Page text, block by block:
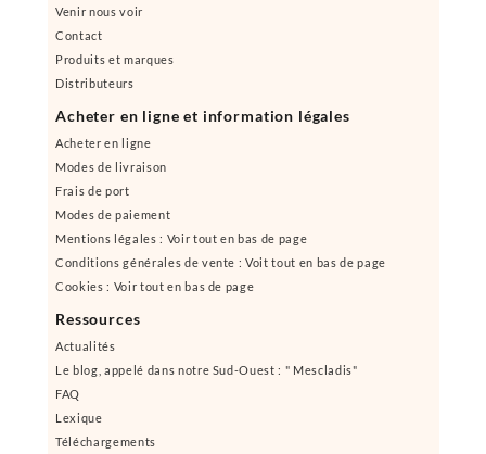
Venir nous voir
Contact
Produits et marques
Distributeurs
Acheter en ligne et information légales
Acheter en ligne
Modes de livraison
Frais de port
Modes de paiement
Mentions légales : Voir tout en bas de page
Conditions générales de vente : Voit tout en bas de page
Cookies : Voir tout en bas de page
Ressources
Actualités
Le blog, appelé dans notre Sud-Ouest : " Mescladis"
FAQ
Lexique
Téléchargements